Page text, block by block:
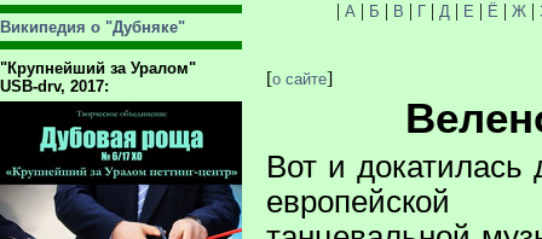
Википедия о "Дубняке"
"Крупнейший за Уралом"
USB-drv, 2017:
| А | Б | В | Г| Д | Е | Ё | Ж|
[о сайте]
Вот и докатилась
европейской